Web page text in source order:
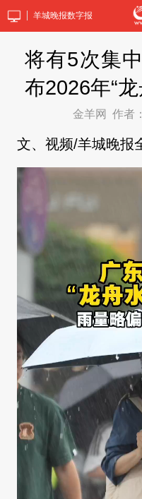
羊城晚报数字报
将有5次集
布2026年“
金羊网 作者
文、视频/羊城晚报